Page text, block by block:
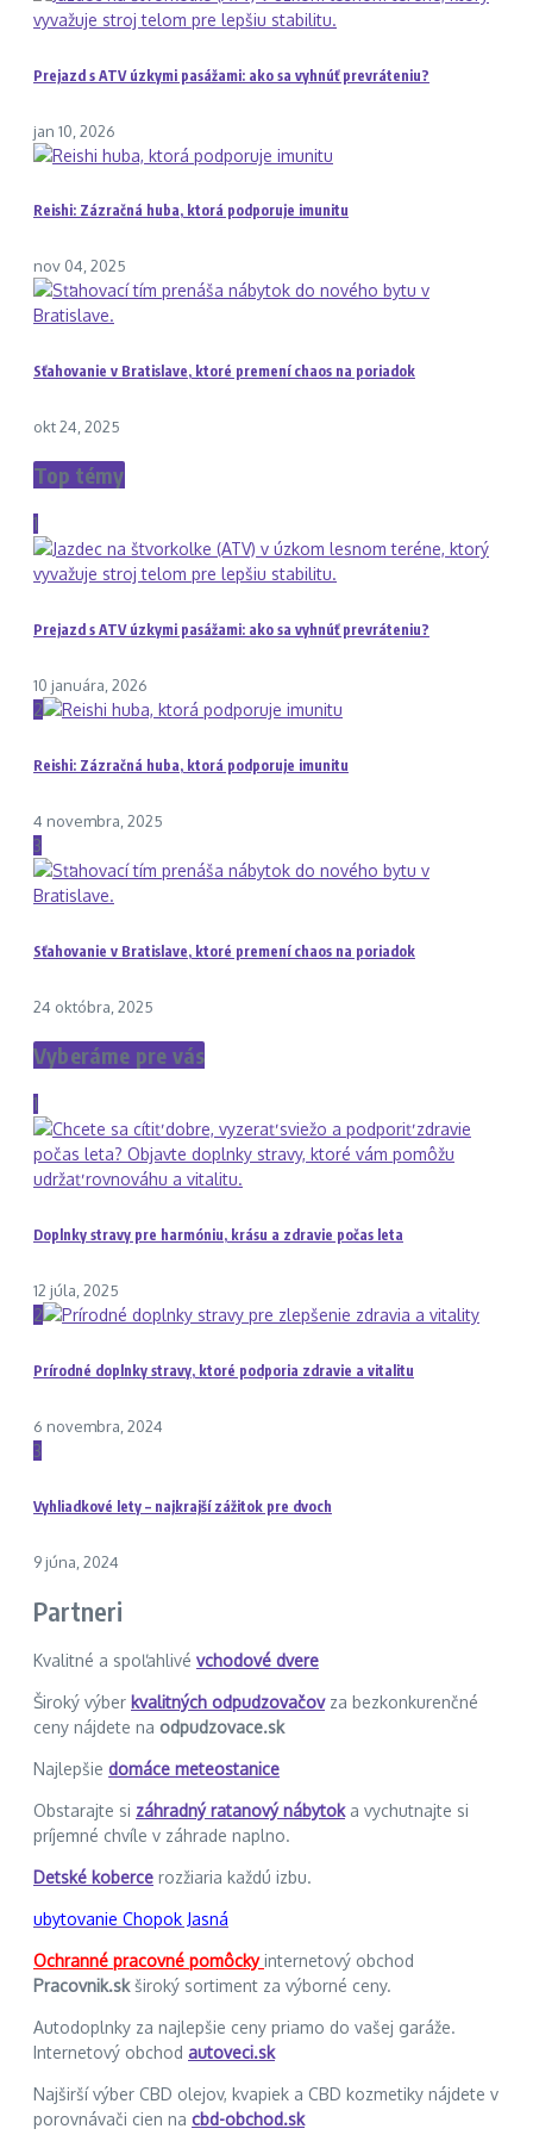
Prejazd s ATV úzkymi pasážami: ako sa vyhnúť prevráteniu?
jan 10, 2026
Reishi: Zázračná huba, ktorá podporuje imunitu
nov 04, 2025
Sťahovanie v Bratislave, ktoré premení chaos na poriadok
okt 24, 2025
Top témy
1
Prejazd s ATV úzkymi pasážami: ako sa vyhnúť prevráteniu?
10 januára, 2026
2
Reishi: Zázračná huba, ktorá podporuje imunitu
4 novembra, 2025
3
Sťahovanie v Bratislave, ktoré premení chaos na poriadok
24 októbra, 2025
Vyberáme pre vás
1
Doplnky stravy pre harmóniu, krásu a zdravie počas leta
12 júla, 2025
2
Prírodné doplnky stravy, ktoré podporia zdravie a vitalitu
6 novembra, 2024
3
Vyhliadkové lety – najkrajší zážitok pre dvoch
9 júna, 2024
Partneri
Kvalitné a spoľahlivé vchodové dvere
Široký výber kvalitných odpudzovačovza bezkonkurenčné
ceny nájdete na odpudzovace.sk
Najlepšie domáce meteostanice
Obstarajte si záhradný ratanový nábytoka vychutnajte si
príjemné chvíle v záhrade naplno.
Detské koberce rozžiaria každú izbu.
ubytovanie Chopok Jasná
Ochranné pracovné pomôckyinternetový obchod
Pracovnik.skširoký sortiment za výborné ceny.
Autodoplnky za najlepšie ceny priamo do vašej garáže.
Internetový obchod autoveci.sk
Najširší výber CBD olejov, kvapiek a CBD kozmetiky nájdete v
porovnávači cien na cbd-obchod.sk